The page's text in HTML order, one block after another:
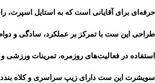
حرفه‌ای برای آقایانی است که به استایل اسپرت،
طراحی این ست با تمرکز بر عملکرد، سادگی و
استفاده در فعالیت‌های روزمره، تمرینات
سویشرت این ست دارای زیپ سراسری و کلاه